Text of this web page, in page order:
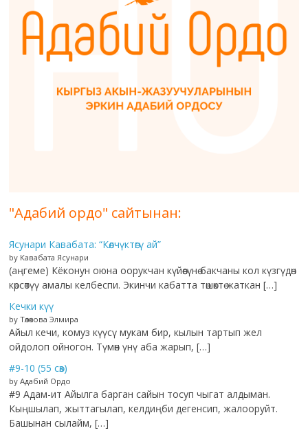
"Адабий ордо" сайтынан:
Ясунари Кавабата: “Көлчүктөгү ай”
by Кавабата Ясунари
(аңгеме) Кёконун оюна оорукчан күйөөсүнө бакчаны кол күзгүдөн
көрсөтүү амалы келбеспи. Экинчи кабатта төшөктө жаткан […]
Кечки күү
by Төлөкова Элмира
Айыл кечи, комуз күүсү мукам бир, кылын тартып жел
ойдолоп ойногон. Түмөн үнү аба жарып, […]
#9-10 (55 сөз)
by Адабий Ордо
#9 Адам-ит Айылга барган сайын тосуп чыгат алдыман.
Кыңшылап, жыттагылап, келдиңби дегенсип, жалооруйт.
Башынан сылайм, […]